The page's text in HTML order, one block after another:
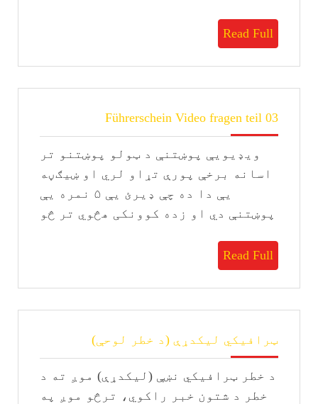
Read Full
Read
Full
Führerschein Video fragen teil 03
Führerschein
teil
03
ویډیویې پوښتنې د ټولو پوښتنو تر
اسانه برخې پورې تړاو لري او ښيګڼه
یې دا ده چې ډیرئ يې ۵ نمره یې
پوښتنې دي او زده کوونکی هڅوي تر څو
Read Full
Read
Full
ټرافیکي لیکدړې (د خطر لوحې)
خطر
لوحې)
د خطر ټرافیکي نښې (لیکدړې) موږ ته د
خطر د شتون خبر راکوي، ترڅو موږ په